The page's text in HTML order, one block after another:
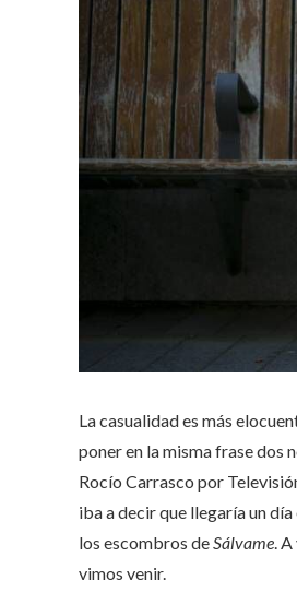
La casualidad es más
poner en la misma frase dos
Rocío Carrasco por
iba a decir que llegaría un
los escombros deSálvame.
vimos venir.